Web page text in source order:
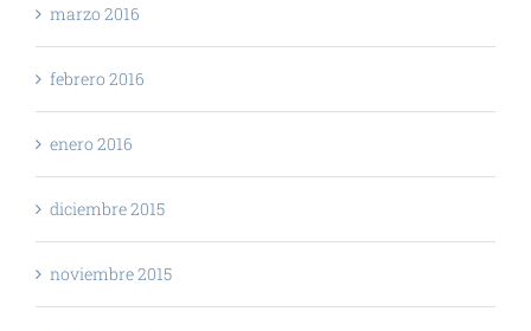
marzo 2016
febrero 2016
enero 2016
diciembre 2015
noviembre 2015